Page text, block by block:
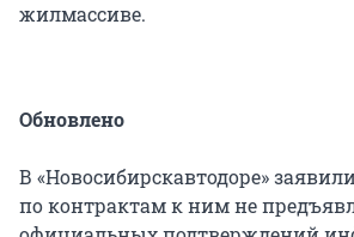
жилмассиве.
Обновлено
В «Новосибирскавтодоре»
по контрактам к ним не